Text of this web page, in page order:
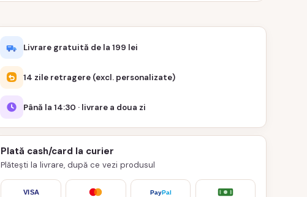
Livrare gratuită de la 199 lei
14 zile retragere (excl. personalizate)
Până la 14:30 · livrare a doua zi
Plată cash/card la curier
Plătești la livrare, după ce vezi produsul
VISA PayPal